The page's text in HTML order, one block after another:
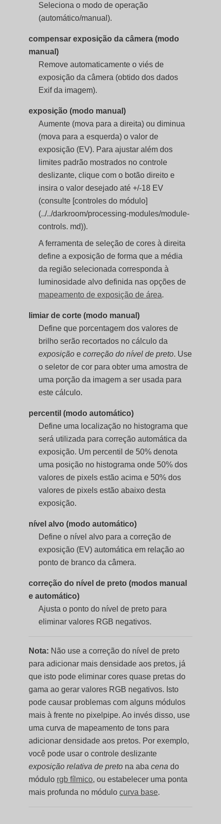
Seleciona o modo de operação
(automático/manual).
compensar exposição da câmera (modo
manual)
Remove automaticamente o viés de
exposição da câmera (obtido dos dados
Exif da imagem).
exposição (modo manual)
Aumente (mova para a direita) ou diminua
(mova para a esquerda) o valor de
exposição (EV). Para ajustar além dos
limites padrão mostrados no controle
deslizante, clique com o botão direito e
insira o valor desejado até +/-18 EV
(consulte [controles do módulo]
(../../darkroom/processing-modules/module-
controls. md)).
A ferramenta de seleção de cores à direita
define a exposição de forma que a média
da região selecionada corresponda à
luminosidade alvo definida nas opções de
mapeamento de exposição de área.
limiar de corte (modo manual)
Define que porcentagem dos valores de
brilho serão recortados no cálculo da
exposição ecorreção do nível de preto. Use
o seletor de cor para obter uma amostra de
uma porção da imagem a ser usada para
este cálculo.
percentil (modo automático)
Define uma localização no histograma que
será utilizada para correção automática da
exposição. Um percentil de 50% denota
uma posição no histograma onde 50% dos
valores de pixels estão acima e 50% dos
valores de pixels estão abaixo desta
exposição.
nível alvo (modo automático)
Define o nível alvo para a correção de
exposição (EV) automática em relação ao
ponto de branco da câmera.
correção do nível de preto (modos manual
e automático)
Ajusta o ponto do nível de preto para
eliminar valores RGB negativos.
Nota: Não use a correção do nível de preto
para adicionar mais densidade aos pretos, já
que isto pode eliminar cores quase pretas do
gama ao gerar valores RGB negativos. Isto
pode causar problemas com alguns módulos
mais à frente no pixelpipe. Ao invés disso, use
uma curva de mapeamento de tons para
adicionar densidade aos pretos. Por exemplo,
você pode usar o controle deslizante
exposição relativa de preto na abacena do
módulo rgb fílmico, ou estabelecer uma ponta
mais profunda no módulocurva base.